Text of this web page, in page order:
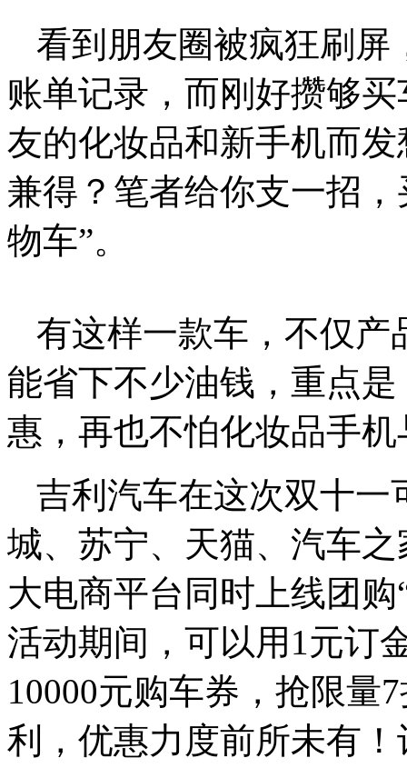
看到朋友圈被疯狂刷屏
账单记录，而刚好攒够
友的化妆品和新手机而
兼得？笔者给你支一招
物车”。
有这样一款车，不仅产
能省下不少油钱，重点
惠，再也不怕化妆品手
吉利汽车在这次双十一
城、苏宁、天猫、汽车
大电商平台同时上线团
活动期间，可以用1元订
10000元购车券，抢限量
利，优惠力度前所未有